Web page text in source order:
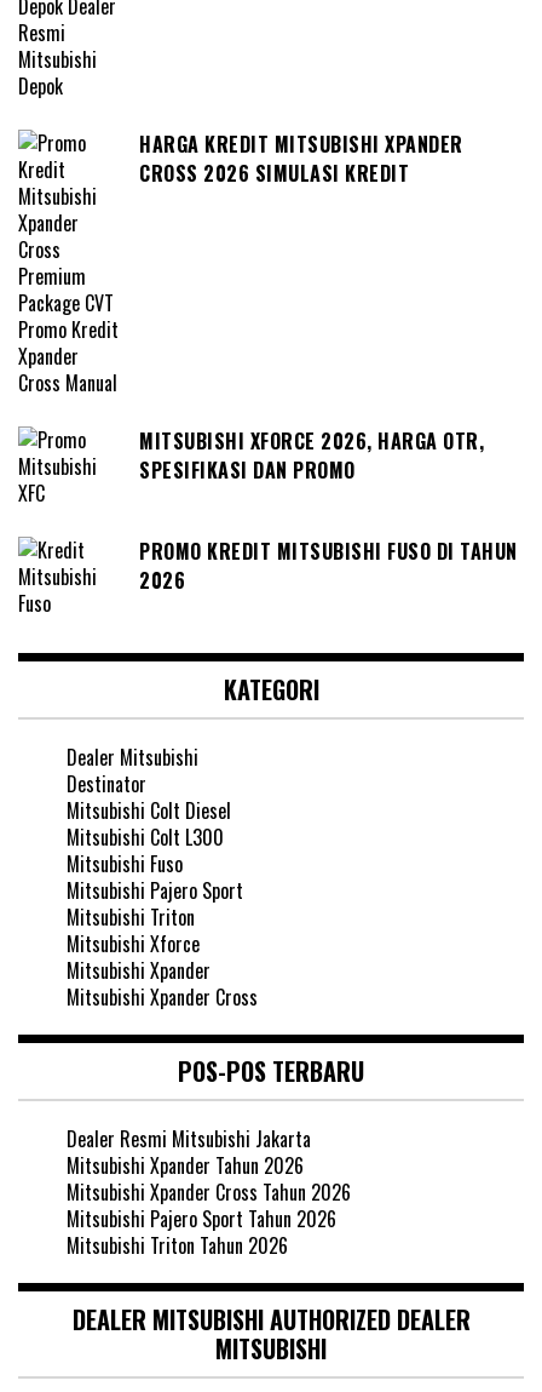
HARGA KREDIT MITSUBISHI XPANDER
CROSS 2026 SIMULASI KREDIT
MITSUBISHI XFORCE 2026, HARGA OTR,
SPESIFIKASI DAN PROMO
PROMO KREDIT MITSUBISHI FUSO DI TAHUN
2026
KATEGORI
Dealer Mitsubishi
Destinator
Mitsubishi Colt Diesel
Mitsubishi Colt L300
Mitsubishi Fuso
Mitsubishi Pajero Sport
Mitsubishi Triton
Mitsubishi Xforce
Mitsubishi Xpander
Mitsubishi Xpander Cross
POS-POS TERBARU
Dealer Resmi Mitsubishi Jakarta
Mitsubishi Xpander Tahun 2026
Mitsubishi Xpander Cross Tahun 2026
Mitsubishi Pajero Sport Tahun 2026
Mitsubishi Triton Tahun 2026
DEALER MITSUBISHI AUTHORIZED DEALER
MITSUBISHI